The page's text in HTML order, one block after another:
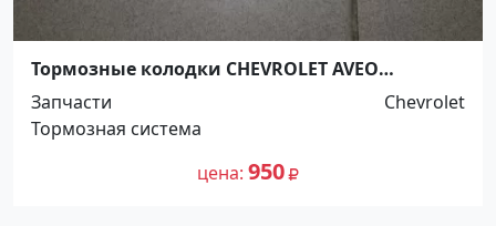
Тормозные колодки CHEVROLET AVEO
Краснодар
Запчасти
Chevrolet
Тормозная система
цена 950